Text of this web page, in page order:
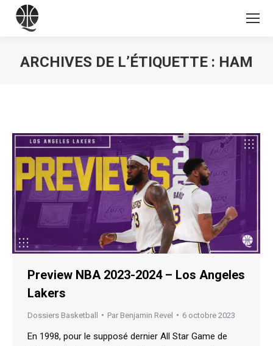
ARCHIVES DE L’ÉTIQUETTE : HAM
Preview NBA 2023-2024 – Los Angeles
Lakers
Dossiers Basketball Par Benjamin Revel 6 octobre 2023
En 1998, pour le supposé dernier All Star Game de